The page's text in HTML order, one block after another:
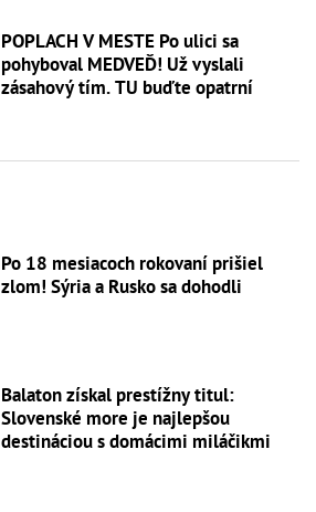
POPLACH V MESTE Po ulici sa
pohyboval MEDVEĎ! Už vyslali
zásahový tím. TU buďte opatrní
Po 18 mesiacoch rokovaní prišiel
zlom! Sýria a Rusko sa dohodli
Balaton získal prestížny titul:
Slovenské more je najlepšou
destináciou s domácimi miláčikmi